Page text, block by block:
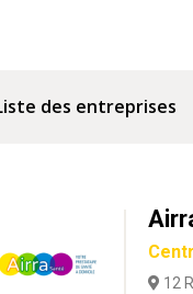
des entreprises
12